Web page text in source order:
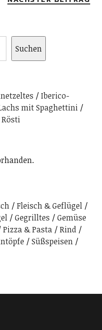
Suchen
Iberico-
mit Spaghettini
Fleisch & Geflügel
Gegrilltes
Gemüse
Pizza & Pasta
Rind
Süßspeisen